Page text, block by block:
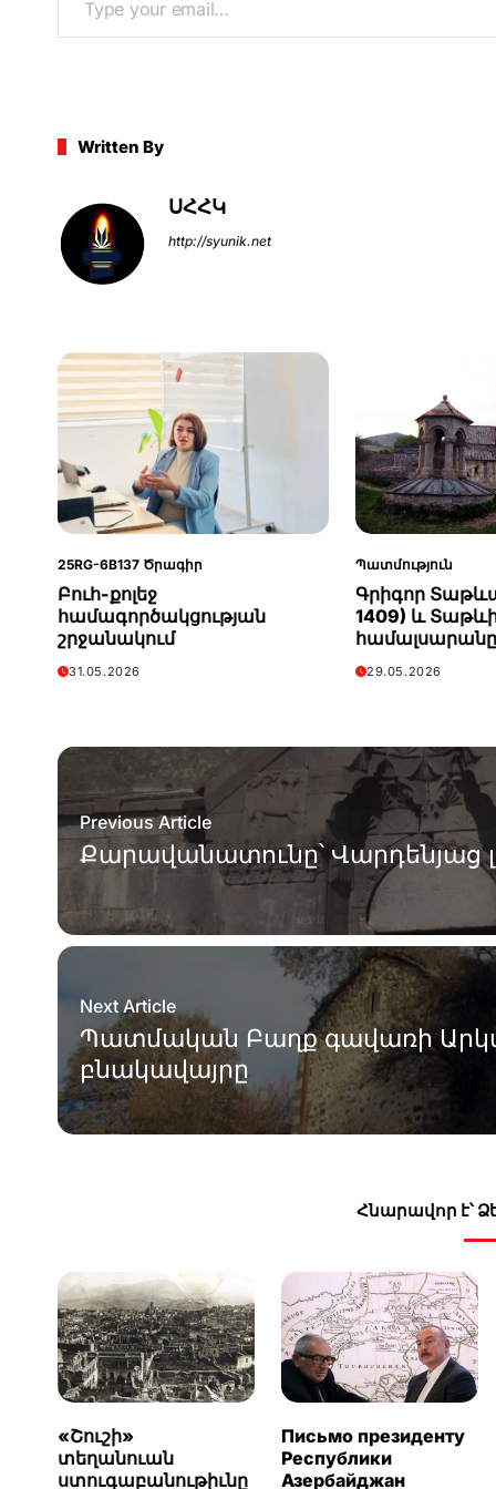
Written By
ՍՀՀԿ
http://syunik.net
25RG-6B137 Ծրագիր
Բուհ-քոլեջ
համագործակցության
շրջանակում
31.05.2026
Պատմություն
Գրիգոր
1409) և
համալսարանը
29.05.2026
Previous Article
Քարավանատունը՝ Վարդենյաց
Next Article
Պատմական Բաղք գավառի
բնակավայրը
Հնարավոր է՝
«Շուշի»
տեղանուան
ստուգաբանութիւնը
Письмо президенту
Республики
Азербайджан